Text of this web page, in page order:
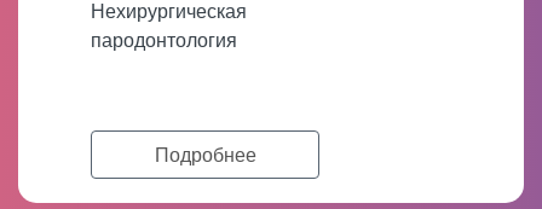
Нехирургическая
пародонтология
Подробнее